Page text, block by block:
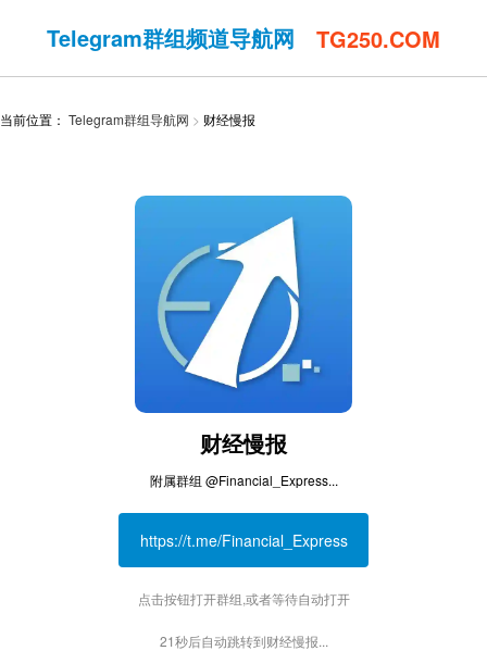
Telegram群组频道导航网 TG250.COM
当前位置： Telegram群组导航网 财经慢报
财经慢报
附属群组 @Financial_Express...
https://t.me/Financial_Express
点击按钮打开群组,或者等待自动打开
21秒后自动跳转到财经慢报...